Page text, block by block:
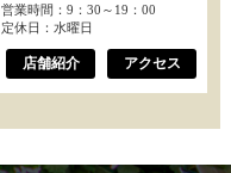
営業時間：9：30～19：00
定休日：水曜日
店舗紹介 アクセス